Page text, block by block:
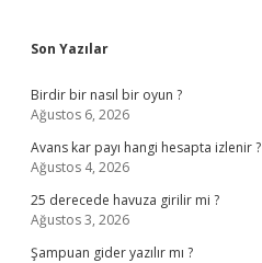
Son Yazılar
Birdir bir nasıl bir oyun ?
Ağustos 6, 2026
Avans kar payı hangi hesapta izlenir ?
Ağustos 4, 2026
25 derecede havuza girilir mi ?
Ağustos 3, 2026
Şampuan gider yazılır mı ?